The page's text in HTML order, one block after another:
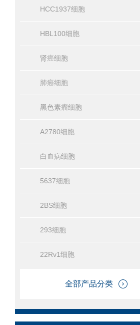
HCC1937细胞
HBL100细胞
肾癌细胞
肺癌细胞
黑色素瘤细胞
A2780细胞
白血病细胞
5637细胞
2BS细胞
293细胞
22Rv1细胞
全部产品分类